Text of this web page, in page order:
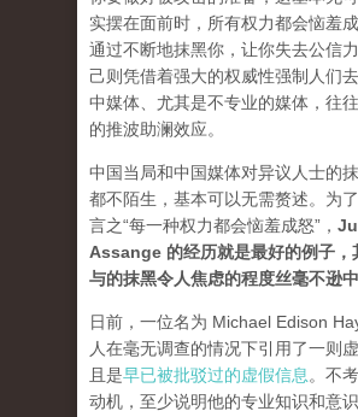
实摆在面前时，所有权力都会恼羞
通过不断地抹黑你，让你失去公信
己则凭借着强大的权威性强制人们
中媒体、尤其是不专业的媒体，往
的推波助澜效应。
中国当局和中国媒体对异议人士的
都不陌生，基本可以无需赘述。为
言之“每一种权力都会恼羞成怒”，
Assange 的经历就是最好的例子，
与的抹黑令人焦虑的程度丝毫不逊中
日前，一位名为 Michael Edison
人在毫无调查的情况下引用了一则
且是早已被批驳过的虚假信息 。不
动机，至少说明他的专业知识和意识